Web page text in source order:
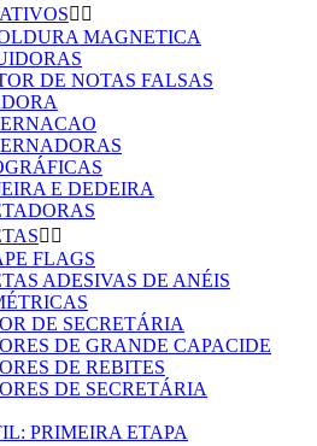
 
MAGNETICA
DE NOTAS FALSAS
E DEDEIRA
 
FLAGS
ADESIVAS DE ANÉIS
DE SECRETÁRIA
DE GRANDE CAPACIDE
DE REBITES
DE SECRETÁRIA
PRIMEIRA ETAPA